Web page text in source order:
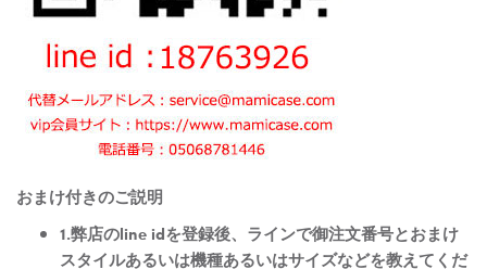
おまけ付きのご説明
1.弊店のline idを登録後、ラインで御注文番号とおまけ
スタイルあるいは機種あるいはサイズなどを教えてくだ